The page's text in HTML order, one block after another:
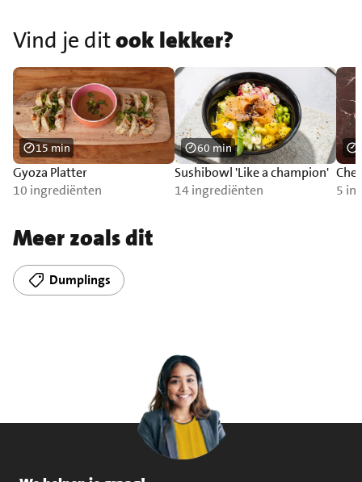
Vind je ditook lekker?
Gyoza Platter
10 ingrediënten
15 min
Sushibowl 'Like a champion'
14 ingrediënten
60 min
5
Meer zoals dit
Dumplings